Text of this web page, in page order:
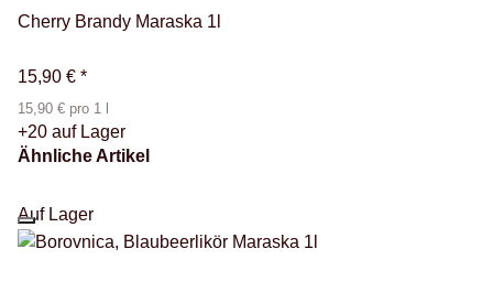
Cherry Brandy Maraska 1l
15,90 € *
15,90 € pro 1 l
+20 auf Lager
Ähnliche Artikel
Auf Lager